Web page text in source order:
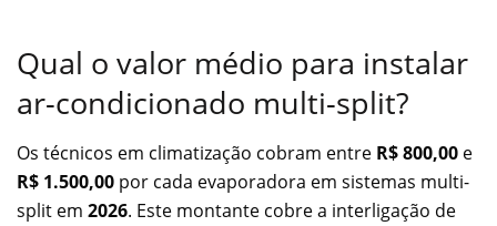
Qual o valor médio para instalar
ar-condicionado multi-split?
Os técnicos em climatização cobram entre R$ 800,00 e
R$ 1.500,00 por cada evaporadora em sistemas multi-
split em 2026. Este montante cobre a interligação de